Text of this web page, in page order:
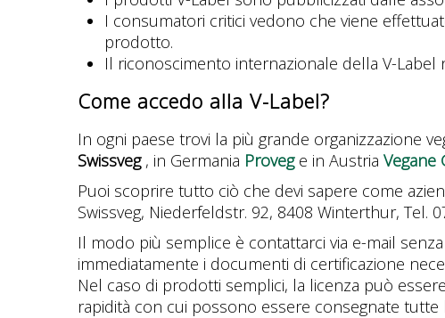
I consumatori critici vedono che viene
prodotto.
Il riconoscimento internazionale della V-Label
Come accedo alla V-Label?
In ogni paese trovi la più grande organizzazione
Swissveg , in Germania Provege in Austria Vegane
Puoi scoprire tutto ciò che devi sapere come
Swissveg, Niederfeldstr. 92, 8408 Winterthur, Tel.
Il modo più semplice è contattarci via e-mail
immediatamente i documenti di certificazione
Nel caso di prodotti semplici, la licenza può
rapidità con cui possono essere consegnate